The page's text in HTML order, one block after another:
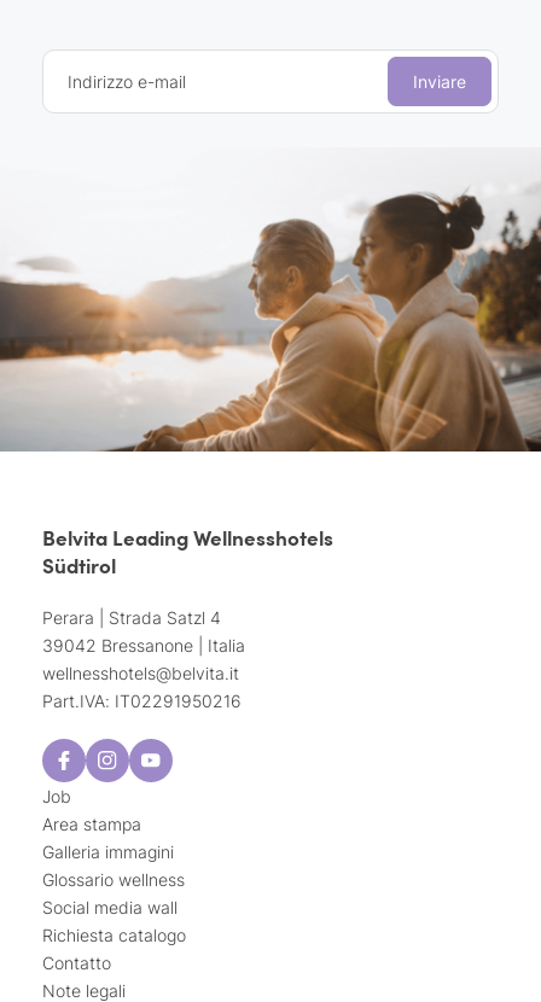
Indirizzo e-mail Inviare
Belvita Leading Wellnesshotels
Südtirol
Perara | Strada Satzl 4
39042 Bressanone | Italia
wellnesshotels@belvita.it
Part.IVA: IT02291950216
Job
Area stampa
Galleria immagini
Glossario wellness
Social media wall
Richiesta catalogo
Contatto
Note legali